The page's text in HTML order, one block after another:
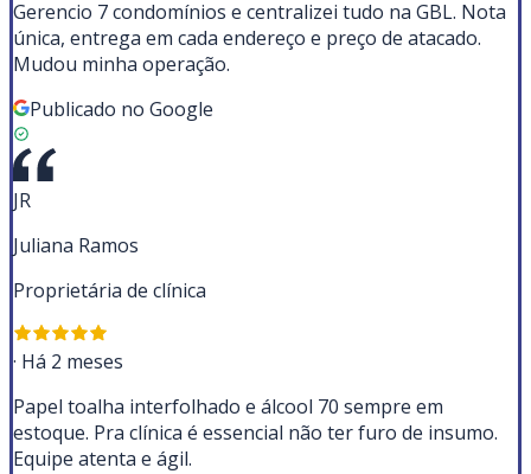
Gerencio 7 condomínios e centralizei tudo na GBL. Nota
única, entrega em cada endereço e preço de atacado.
Mudou minha operação.
Publicado no Google
JR
Juliana Ramos
Proprietária de clínica
· Há 2 meses
Papel toalha interfolhado e álcool 70 sempre em
estoque. Pra clínica é essencial não ter furo de insumo.
Equipe atenta e ágil.